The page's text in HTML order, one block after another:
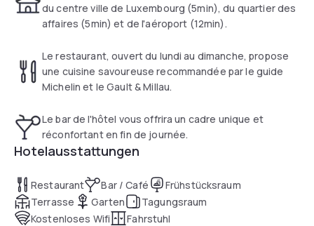
du centre ville de Luxembourg (5min), du quartier des
affaires (5min) et de l'aéroport (12min).
Le restaurant, ouvert du lundi au dimanche, propose
une cuisine savoureuse recommandée par le guide
Michelin et le Gault & Millau.
Le bar de l'hôtel vous offrira un cadre unique et
réconfortant en fin de journée.
Hotelausstattungen
Restaurant Bar / Café
Frühstücksraum
Terrasse
Garten
Tagungsraum
Kostenloses Wifi
Fahrstuhl